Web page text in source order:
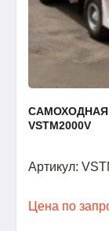
VSTM2000V
Артикул:
Цена по